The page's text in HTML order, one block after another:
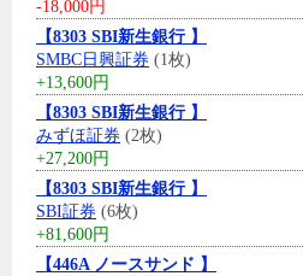
-18,000円
【8303 SBI新生銀行 】
SMBC日興証券 (1枚)
+13,600円
【8303 SBI新生銀行 】
みずほ証券 (2枚)
+27,200円
【8303 SBI新生銀行 】
SBI証券 (6枚)
+81,600円
【446A ノースサンド 】